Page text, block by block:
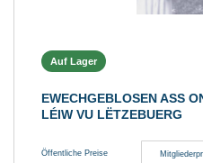
Auf Lager
EWECHGEBLOSEN ASS
LÉIW VU LËTZEBUERG
Öffentliche Preise